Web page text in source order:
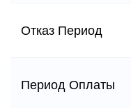
Отказ Период
Период Оплаты